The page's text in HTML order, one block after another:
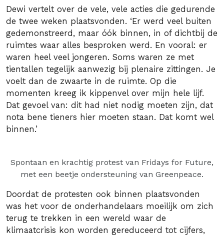
Dewi vertelt over de vele, vele acties die gedurende
de twee weken plaatsvonden. ‘Er werd veel buiten
gedemonstreerd, maar óók binnen, in of dichtbij de
ruimtes waar alles besproken werd. En vooral: er
waren heel veel jongeren. Soms waren ze met
tientallen tegelijk aanwezig bij plenaire zittingen. Je
voelt dan de zwaarte in de ruimte. Op die
momenten kreeg ik kippenvel over mijn hele lijf.
Dat gevoel van: dit had niet nodig moeten zijn, dat
nota bene tieners hier moeten staan. Dat komt wel
binnen.’
Spontaan en krachtig protest van Fridays for Future,
met een beetje ondersteuning van Greenpeace.
Doordat de protesten ook binnen plaatsvonden
was het voor de onderhandelaars moeilijk om zich
terug te trekken in een wereld waar de
klimaatcrisis kon worden gereduceerd tot cijfers,